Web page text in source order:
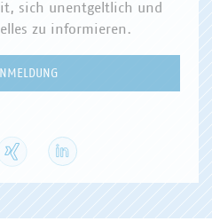
sich unentgeltlich und
zu informieren.